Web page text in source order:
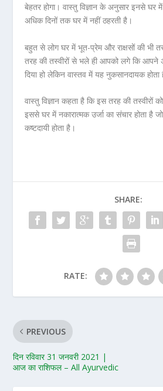
बेहतर होगा। वास्तु विज्ञान के अनुसार इनसे
अधिक दिनों तक घर में नहीं ठहरती है।
बहुत से लोग घर में भूत-प्रेम और राक्षसों की भी
तरह की तस्वीरों से भले ही आपको लगे कि
दिया हो लेकिन वास्तव में यह नुकसानदायक होता
वास्तु विज्ञान कहता है कि इस तरह की तस्वीरों
इससे घर में नकारात्मक उर्जा का संचार होता है
कष्टदायी होता है।
SHARE:
RATE:
PREVIOUS
दिन रविवार 31 जनवरी 2021 |
आज का राशिफल – All Ayurvedic